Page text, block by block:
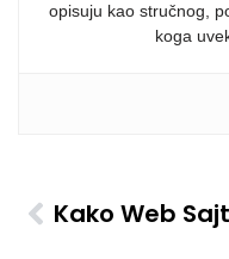
opisuju kao stručnog,
koga